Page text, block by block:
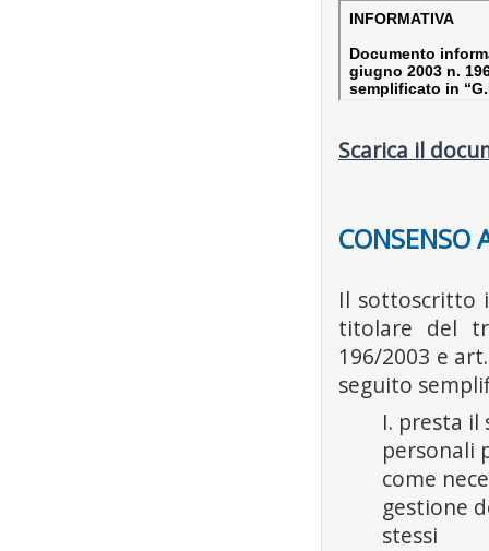
Scarica il
CONSENSO
Il sottoscritto
titolare del
196/2003 e
seguito
I. presta
personali
come
gestione
stessi